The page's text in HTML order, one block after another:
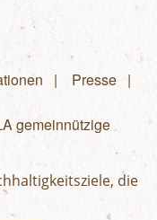
Presse
gemeinnützige
die